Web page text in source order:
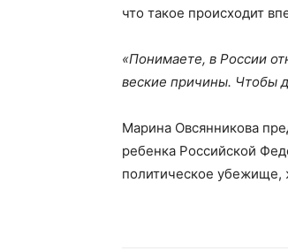
что такое происходит
«Понимаете, в России
веские причины. Чтобы
Марина Овсянникова
ребенка Российской
политическое убежище,